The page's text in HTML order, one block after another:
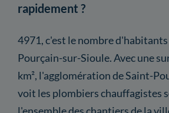
rapidement ?
4971, c'est le nombre
Pourçain-sur-Sioule. Avec une
km², l'agglomération de Saint-
voit les plombiers chauffagistes